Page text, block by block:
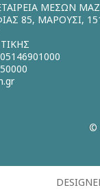
ΜΕΣΩΝ
85, ΜΑΡΟΥΣΙ,
©